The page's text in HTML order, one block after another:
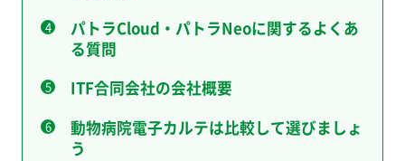
パトラCloud・パトラNeoに関するよくあ
る質問
ITF合同会社の会社概要
動物病院電子カルテは比較して選びましょ
う